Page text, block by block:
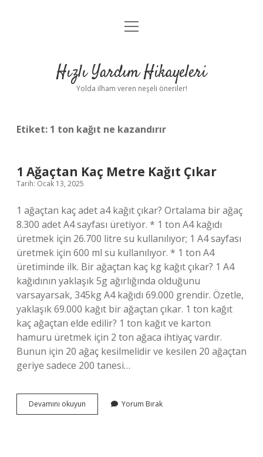
Anasayfa
Yasal Uyarı
menüyü
Hızlı Yardım Hikayeleri
Yolda ilham veren neşeli öneriler!
Etiket: 1 ton kağıt ne kazandırır
1 Ağaçtan Kaç Metre Kağıt Çıkar
Tarih: Ocak 13, 2025
1 ağaçtan kaç adet a4 kağıt çıkar? Ortalama bir ağaç
8.300 adet A4 sayfası üretiyor. * 1 ton A4 kağıdı
üretmek için 26.700 litre su kullanılıyor; 1 A4 sayfası
üretmek için 600 ml su kullanılıyor. * 1 ton A4
üretiminde ilk. Bir ağaçtan kaç kg kağıt çıkar? 1 A4
kağıdının yaklaşık 5g ağırlığında olduğunu
varsayarsak, 345kg A4 kağıdı 69.000 grendir. Özetle,
yaklaşık 69.000 kağıt bir ağaçtan çıkar. 1 ton kağıt
kaç ağaçtan elde edilir? 1 ton kağıt ve karton
hamuru üretmek için 2 ton ağaca ihtiyaç vardır.
Bunun için 20 ağaç kesilmelidir ve kesilen 20 ağaçtan
geriye sadece 200 tanesi…
Devamını okuyun
Ağaçtan
Yorum Bırak